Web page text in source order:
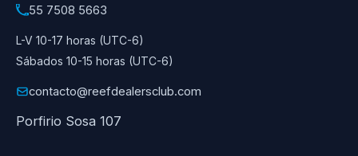
55 7508 5663
L-V 10-17 horas (UTC-6)
Sábados 10-15 horas (UTC-6)
contacto@reefdealersclub.com
Porfirio Sosa 107